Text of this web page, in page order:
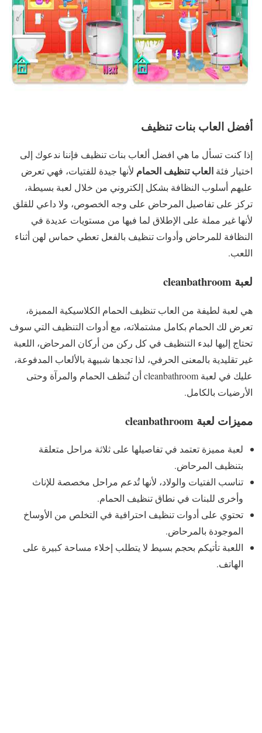
أفضل العاب بنات تنظيف
إذا كنت تسأل ما هي افضل ألعاب بنات تنظيف فإننا ندعوك إلى
اختيار فئة العاب تنظيف الحمام لأنها جيدة للفتيات، فهي تعرض
عليهم أسلوب النظافة بشكل إلكتروني من خلال لعبة بسيطة،
تركز على تفاصيل المرحاض على وجه الخصوص، ولا داعي للقلق
لأنها غير مملة على الإطلاق لما فيها من مستويات عديدة في
النظافة للمرحاض وأدوات تنظيف بالفعل تعطي حماس لهن أثناء
اللعب.
لعبة cleanbathroom
هي لعبة لطيفة من العاب تنظيف الحمام الكلاسيكية المميزة،
تعرض لك الحمام بكامل مشتملاته، مع أدوات التنظيف التي سوف
تحتاج إليها لبدء التنظيف في كل ركن من أركان المرحاض، اللعبة
غير تقليدية بالمعنى الحرفي، لذا تجدها شبيهة بالألعاب المدفوعة،
عليك في لعبة cleanbathroom أن تُنظف الحمام والمرآة وحتى
الأرضيات بالكامل.
مميزات لعبة cleanbathroom
لعبة مميزة تعتمد في تفاصيلها على ثلاثة مراحل متعلقة
بتنظيف المرحاض.
تناسب الفتيات والولاد، لأنها تُدعم مراحل مخصصة للإناث
وأخرى للبنات في نطاق تنظيف الحمام.
تحتوي على أدوات تنظيف احترافية في التخلص من الأوساخ
الموجودة بالمرحاض.
اللعبة تأتيكم بحجم بسيط لا يتطلب إخلاء مساحة كبيرة على
الهاتف.